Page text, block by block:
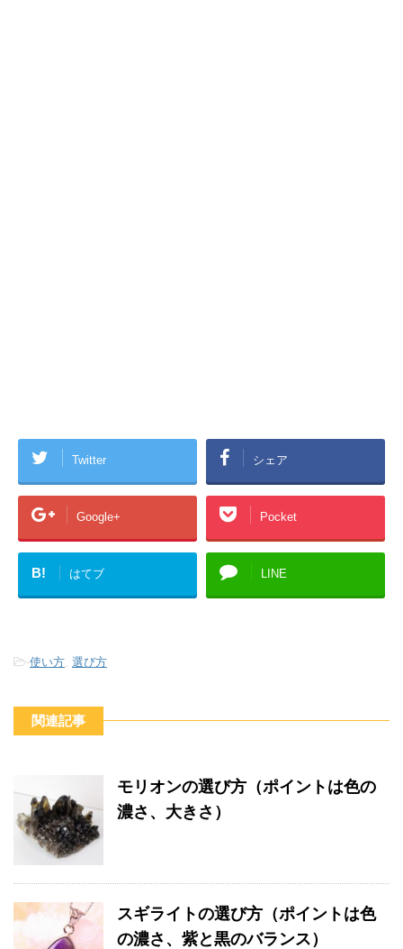
Twitter シェア
Google+ Pocket
B! はてブ LINE
-使い方 選び方
関連記事
モリオンの選び方（ポイントは色の
濃さ、大きさ）
スギライトの選び方（ポイントは色
の濃さ、紫と黒のバランス）